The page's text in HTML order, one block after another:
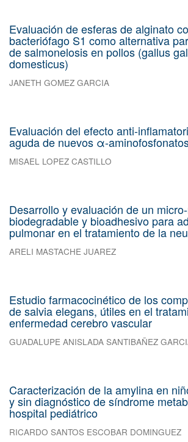
Evaluación de esferas de alginato
bacteriófago S1 como alternativa
de salmonelosis en pollos (gallus
domesticus)
JANETH GOMEZ GARCIA
Evaluación del efecto anti-
aguda de nuevos α-
MISAEL LOPEZ CASTILLO
Desarrollo y evaluación de un
biodegradable y bioadhesivo para
pulmonar en el tratamiento de la
ARELI MASTACHE JUAREZ
Estudio farmacocinético de los
de salvia elegans, útiles en el
enfermedad cerebro vascular
GUADALUPE ANISLADA SANTIBAÑEZ
Caracterización de la amylina en
y sin diagnóstico de síndrome
hospital pediátrico
RICARDO SANTOS ESCOBAR DOMINGUEZ